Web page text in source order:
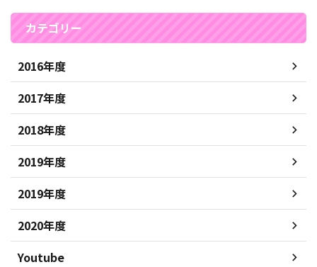
カテゴリー
2016年度
2017年度
2018年度
2019年度
2019年度
2020年度
Youtube